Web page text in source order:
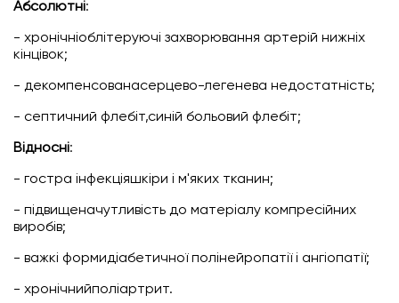
Абсолютні:
- хронічніоблітеруючі захворювання артерій нижніх
кінцівок;
- декомпенсованасерцево-легенева недостатність;
- септичний флебіт,синій больовий флебіт;
Відносні:
- гостра інфекціяшкіри і м'яких тканин;
- підвищеначутливість до матеріалу компресійних
виробів;
- важкі формидіабетичної полінейропатії і ангіопатії;
- хронічнийполіартрит.